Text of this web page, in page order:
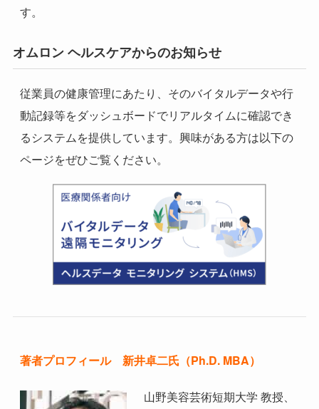
す。
オムロン ヘルスケアからのお知らせ
従業員の健康管理にあたり、そのバイタルデータや行
動記録等をダッシュボードでリアルタイムに確認でき
るシステムを提供しています。興味がある方は以下の
ページをぜひご覧ください。
著者プロフィール 新井卓二氏（Ph.D. MBA）
山野美容芸術短期大学 教授、